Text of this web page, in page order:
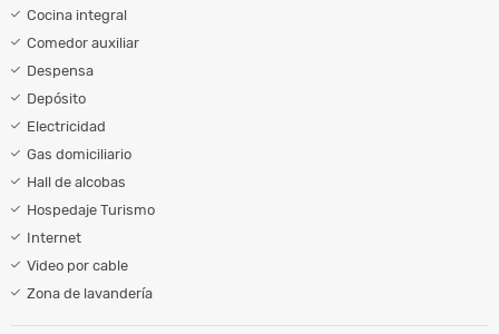
Cocina integral
Comedor auxiliar
Despensa
Depósito
Electricidad
Gas domiciliario
Hall de alcobas
Hospedaje Turismo
Internet
Video por cable
Zona de lavandería